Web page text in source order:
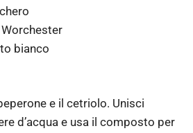
bianco
e il cetriolo. Unisci
d’acqua e usa il composto per